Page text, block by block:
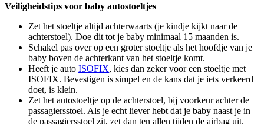
Veiligheidstips voor baby autostoeltjes
Zet het stoeltje altijd achterwaarts (je kindje kijkt naar de
achterstoel). Doe dit tot je baby minimaal 15 maanden is.
Schakel pas over op een groter stoeltje als het hoofdje van je
baby boven de achterkant van het stoeltje komt.
Heeft je auto ISOFIX, kies dan zeker voor een stoeltje met
ISOFIX. Bevestigen is simpel en de kans dat je iets verkeerd
doet, is klein.
Zet het autostoeltje op de achterstoel, bij voorkeur achter de
passagiersstoel. Als je echt liever hebt dat je baby naast je in
de passagiersstoel zit, zet dan ten allen tijden de airbag uit.